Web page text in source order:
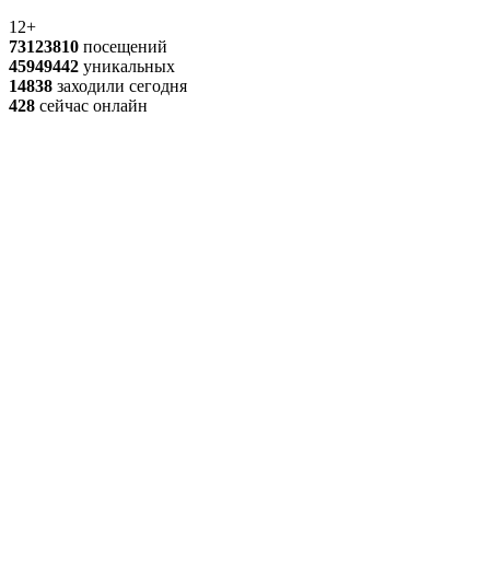
12+
73123810 посещений
45949442 уникальных
14838 заходили сегодня
428 сейчас онлайн